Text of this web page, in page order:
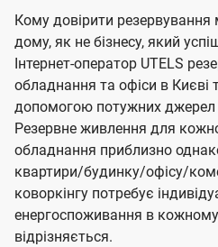
Кому довірити резервування
дому, як не бізнесу, який
Інтернет-оператор UTELS
обладнання та офіси в Києві
допомогою потужних джерел
Резервне живлення для
обладнання приблизно
квартири/будинку/офісу/
коворкінгу потребує
енергоспоживання в
відрізняється.